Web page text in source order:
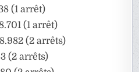
(1 arrêt)
(1 arrêt)
(2 arrêts)
(2 arrêts)